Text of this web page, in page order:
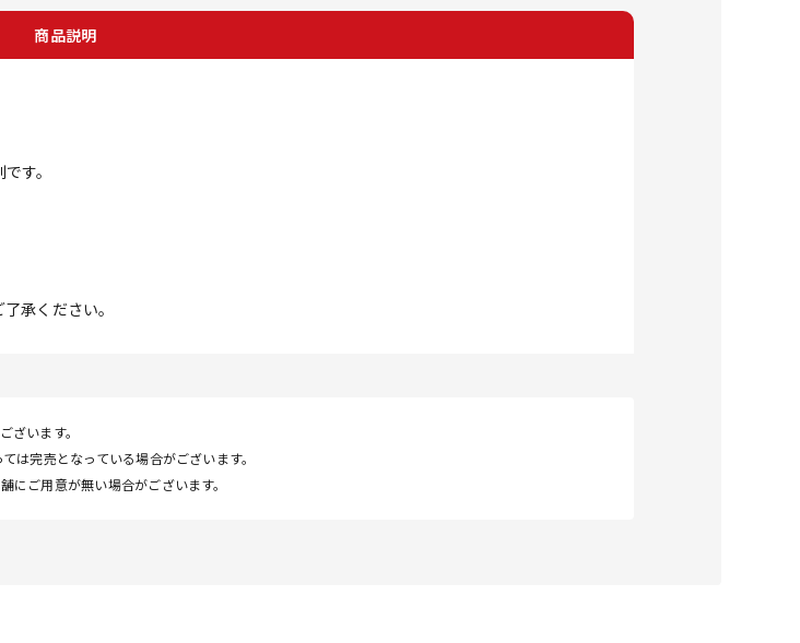
商品説明
す。
承ください。
います。
完売となっている場合がございます。
ご用意が無い場合がございます。